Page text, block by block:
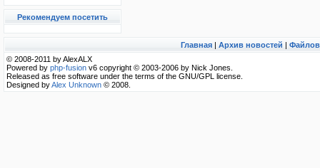
Рекомендуем посетить
Главная| Архив новостей |
© 2008-2011 by AlexALX
Powered by php-fusion v6 copyright © 2003-2006 by Nick Jones.
Released as free software under the terms of the GNU/GPL license.
Designed byAlex Unknown © 2008.